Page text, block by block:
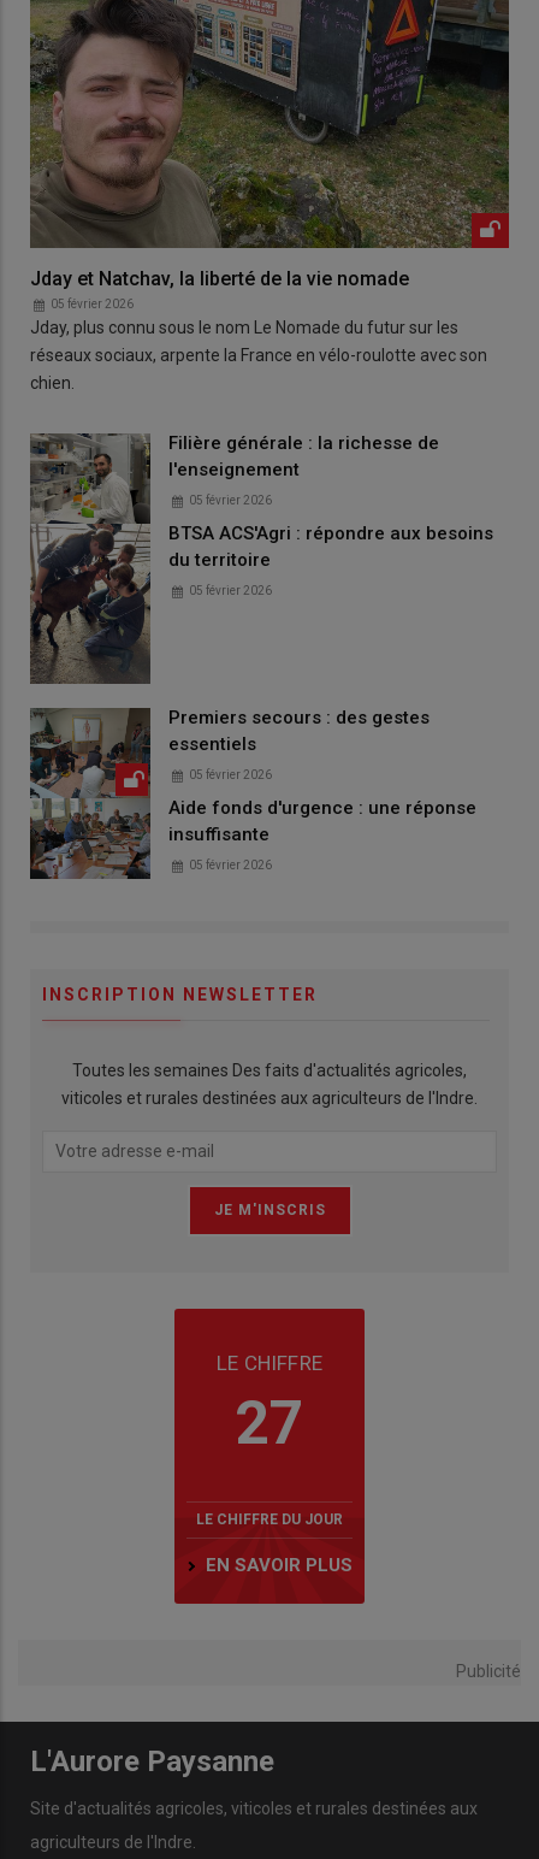
Jday et Natchav, la liberté de la vie nomade
05 février 2026
Jday, plus connu sous le nom Le Nomade du futur sur les
réseaux sociaux, arpente la France en vélo-roulotte avec son
chien.
Filière générale : la richesse de
l'enseignement
05 février 2026
BTSA ACS'Agri : répondre aux besoins
du territoire
05 février 2026
Premiers secours : des gestes
essentiels
05 février 2026
Aide fonds d'urgence : une réponse
insuffisante
05 février 2026
INSCRIPTION NEWSLETTER
Toutes les semaines Des faits d'actualités agricoles,
viticoles et rurales destinées aux agriculteurs de l'Indre.
LE CHIFFRE
27
LE CHIFFRE DU JOUR
EN SAVOIR PLUS
Publicité
L'Aurore Paysanne
Site d'actualités agricoles, viticoles et rurales destinées aux
agriculteurs de l'Indre.